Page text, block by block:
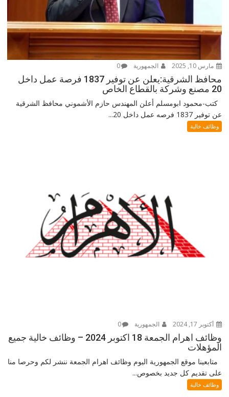
مارس 10, 2025 الجمهورية 0
محافظ الشرقية:يعلن عن توفير 1837 فرصة عمل داخل
20 مصنع وشركة بالقطاع الخاص
كتب-محمود ابومسلم أعلن المهندس حازم الأشموني محافظ الشرقية
عن توفير 1837 فرصه عمل داخل 20...
وظائف خالية
أكتوبر 17, 2024 الجمهورية 0
وظائف اهرام الجمعة 18 اكتوبر 2024 – وظائف خالية جميع
المؤهلات
متابعينا موقع الجمهورية اليوم وظائف اهرام الجمعة ننشر لكم وحرصا منا
على تقديم كل جديد بخصوص...
وظائف خالية